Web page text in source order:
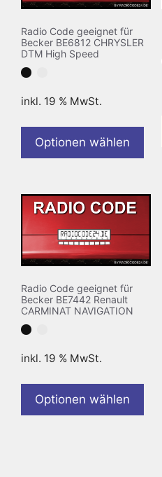
Radio Code geeignet für
Becker BE6812 CHRYSLER
DTM High Speed
inkl. 19 % MwSt.
Optionen wählen
Radio Code geeignet für
Becker BE7442 Renault
CARMINAT NAVIGATION
inkl. 19 % MwSt.
Optionen wählen